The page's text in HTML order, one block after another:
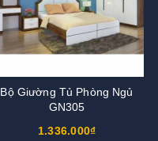
Bộ Giường Tủ Phòng Ngủ
GN305
1.336.000₫